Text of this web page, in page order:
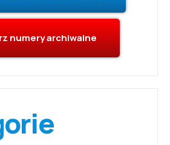
numery archiwalne